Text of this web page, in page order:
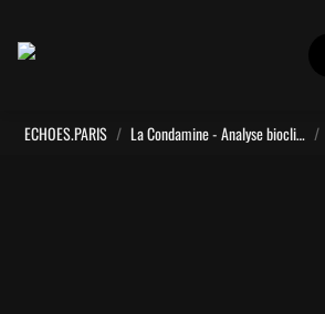
ECHOES.PARIS / La Condamine - Analyse bioclimatique /